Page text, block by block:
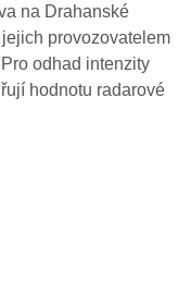
na Drahanské
provozovatelem
odhad intenzity
hodnotu radarové